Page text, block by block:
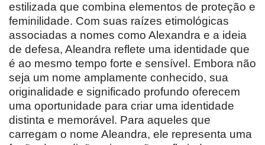
estilizada que combina elementos de proteção e
feminilidade. Com suas raízes etimológicas
associadas a nomes como Alexandra e a ideia
de defesa, Aleandra reflete uma identidade que
é ao mesmo tempo forte e sensível. Embora não
seja um nome amplamente conhecido, sua
originalidade e significado profundo oferecem
uma oportunidade para criar uma identidade
distinta e memorável. Para aqueles que
carregam o nome Aleandra, ele representa uma